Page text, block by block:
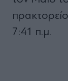
7:41 π.μ.